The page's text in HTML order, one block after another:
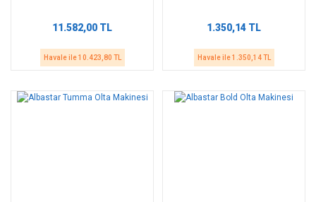
11.582,00 TL
Havale ile 10.423,80 TL
1.350,14 TL
Havale ile 1.350,14 TL